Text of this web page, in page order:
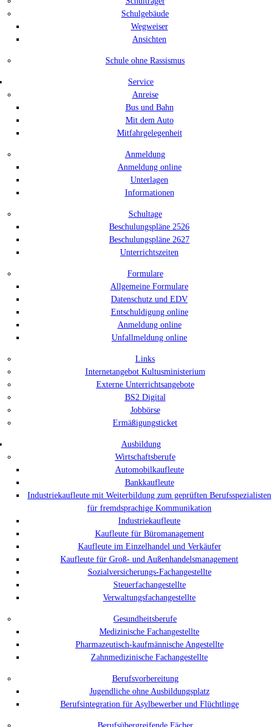
Schulgebäude
Wegweiser
Ansichten
Schule ohne Rassismus
Service
Anreise
Bus und Bahn
Mit dem Auto
Mitfahrgelegenheit
Anmeldung
Anmeldung online
Unterlagen
Informationen
Schultage
Beschulungspläne 2526
Beschulungspläne 2627
Unterrichtszeiten
Formulare
Allgemeine Formulare
Datenschutz und EDV
Entschuldigung online
Anmeldung online
Unfallmeldung online
Links
Internetangebot Kultusministerium
Externe Unterrichtsangebote
BS2 Digital
Jobbörse
Ermäßigungsticket
Ausbildung
Wirtschaftsberufe
Automobilkaufleute
Bankkaufleute
Industriekaufleute mit Weiterbildung zum geprüften Berufsspezialisten
für fremdsprachige Kommunikation
Industriekaufleute
Kaufleute für Büromanagement
Kaufleute im Einzelhandel und Verkäufer
Kaufleute für Groß- und Außenhandelsmanagement
Sozialversicherungs-Fachangestellte
Steuerfachangestellte
Verwaltungsfachangestellte
Gesundheitsberufe
Medizinische Fachangestellte
Pharmazeutisch-kaufmännische Angestellte
Zahnmedizinische Fachangestellte
Berufsvorbereitung
Jugendliche ohne Ausbildungsplatz
Berufsintegration für Asylbewerber und Flüchtlinge